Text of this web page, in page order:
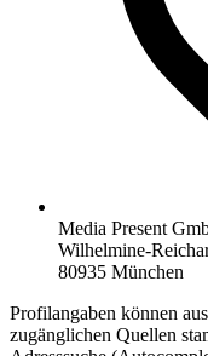
Media Present
Wilhelmine-
80935 München
Profilangaben können
zugänglichen Quellen